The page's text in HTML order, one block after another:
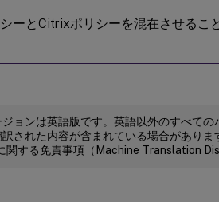
ーとCitrixポリシーを混在させるこ
ョンは英語版です。英語以外のすべて
された内容が含まれている場合がありま
関する免責事項（Machine Translation